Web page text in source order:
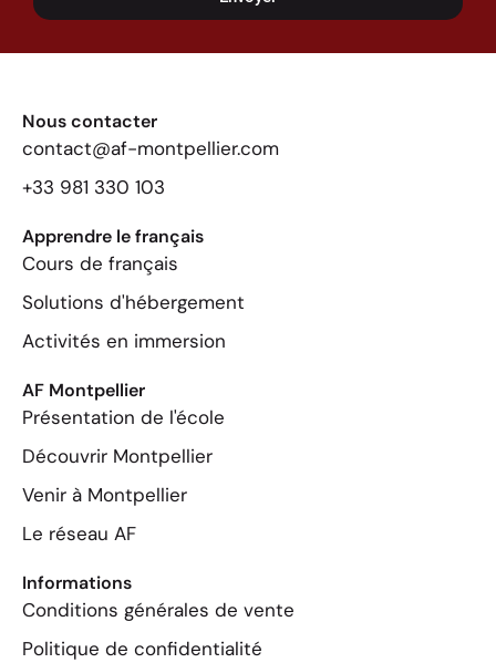
Nous contacter
contact@af-montpellier.com
+33 981 330 103
Apprendre le français
Cours de français
Solutions d'hébergement
Activités en immersion
AF Montpellier
Présentation de l'école
Découvrir Montpellier
Venir à Montpellier
Le réseau AF
Informations
Conditions générales de vente
Politique de confidentialité